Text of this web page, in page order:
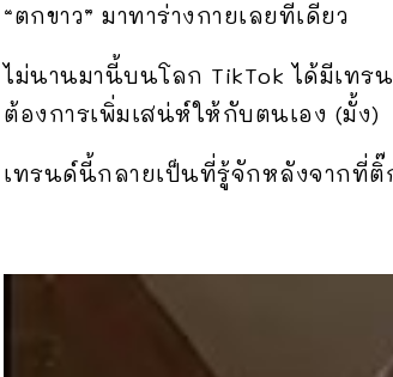
“ตกขาว” มาทาร่างกายเลยทีเดียว
ไม่นานมานี้บนโลก TikTok ได้มีเทร
ต้องการเพิ่มเสน่ห์ให้กับตนเอง (มั้ง)
เทรนด์นี้กลายเป็นที่รู้จักหลังจากที่ติ๊